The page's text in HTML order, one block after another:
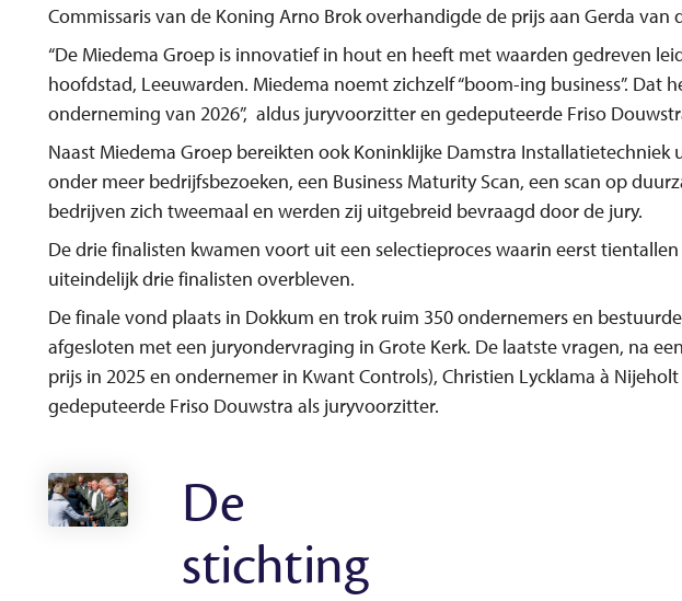
Commissaris van de Koning Arno Brok overhandigde de prijs aan Gerda van
“De Miedema Groep is innovatief in hout en heeft met waarden gedreven
hoofdstad, Leeuwarden. Miedema noemt zichzelf “boom-ing business”.
onderneming van 2026”, aldus juryvoorzitter en gedeputeerde Friso
Naast Miedema Groep bereikten ook Koninklijke Damstra
onder meer bedrijfsbezoeken, een Business Maturity Scan, een scan op
bedrijven zich tweemaal en werden zij uitgebreid bevraagd door de jury.
De drie finalisten kwamen voort uit een selectieproces waarin eerst
uiteindelijk drie finalisten overbleven.
De finale vond plaats in Dokkum en trok ruim 350 ondernemers en
afgesloten met een juryondervraging in Grote Kerk. De laatste vragen, na
prijs in 2025 en ondernemer in Kwant Controls), Christien Lycklama à
gedeputeerde Friso Douwstra als juryvoorzitter.
De
stichting